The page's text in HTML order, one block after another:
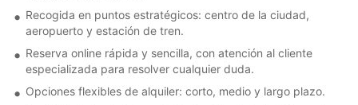
Recogida en puntos estratégicos: centro de la ciudad,
aeropuerto y estación de tren.
Reserva online rápida y sencilla, con atención al cliente
especializada para resolver cualquier duda.
Opciones flexibles de alquiler: corto, medio y largo plazo.